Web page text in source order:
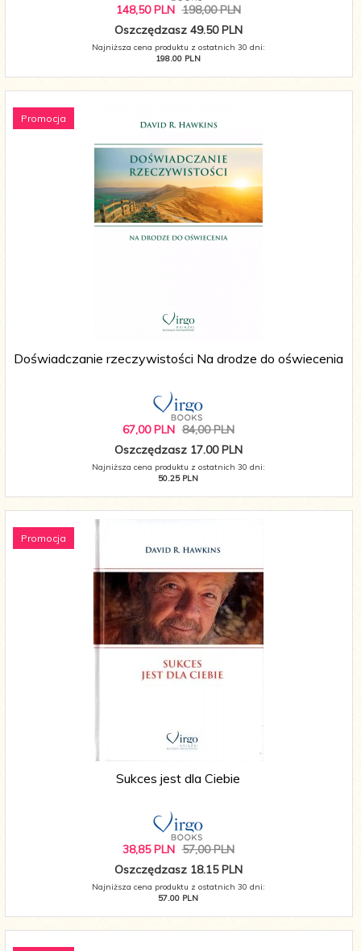
148,50 PLN 198,00 PLN
Oszczędzasz 49.50 PLN
Najniższa cena produktu z ostatnich 30 dni:
198.00 PLN
Promocja
Doświadczanie rzeczywistości Na drodze do oświecenia
67,00 PLN 84,00 PLN
Oszczędzasz 17.00 PLN
Najniższa cena produktu z ostatnich 30 dni:
50.25 PLN
Promocja
Sukces jest dla Ciebie
38,85 PLN 57,00 PLN
Oszczędzasz 18.15 PLN
Najniższa cena produktu z ostatnich 30 dni:
57.00 PLN